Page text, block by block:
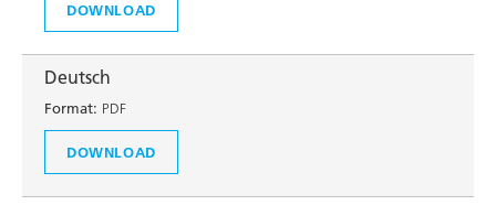
DOWNLOAD
Deutsch
Format: PDF
DOWNLOAD